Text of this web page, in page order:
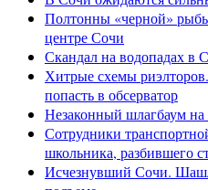
Полтонны «черной»
центре Сочи
Скандал на водопадах в
Хитрые схемы
попасть в обсерватор
Незаконный шлагбаум
Сотрудники
школьника, разбившего
Исчезнувший Сочи.